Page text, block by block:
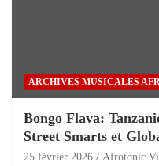
ARCHIVES MUSICALES
Bongo Flava:
Street Smarts et
25 février 2026 Afrotonic